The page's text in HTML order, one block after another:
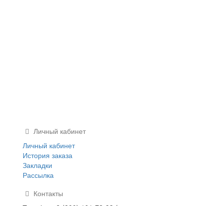
Личный кабинет
Личный кабинет
История заказа
Закладки
Рассылка
Контакты